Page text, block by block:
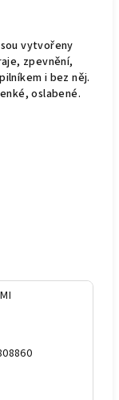
vytvořeny
zpevnění,
i bez něj.
oslabené.